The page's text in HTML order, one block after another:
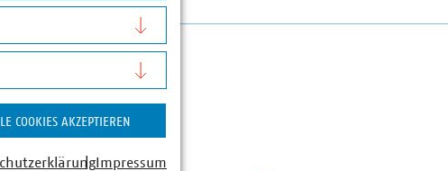
COOKIES AKZEPTIEREN
Impressum